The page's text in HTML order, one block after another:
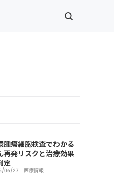
腫瘍細胞検査でわかる
再発リスクと治療効果
定
06/27 医療情報